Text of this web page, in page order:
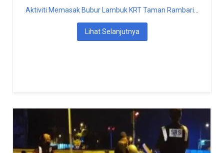
Aktiviti Memasak Bubur Lambuk KRT Taman Rambari...
Lihat Selanjutnya